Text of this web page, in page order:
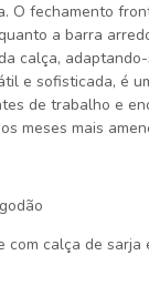
O fechamento
a barra
calça,
e sofisticada, é
de trabalho e
meses mais
com calça de sarja